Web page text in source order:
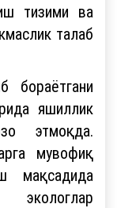
тизими ва
талаб
бораётгани
яшиллик
этмоқда.
мувофиқ
мақсадида